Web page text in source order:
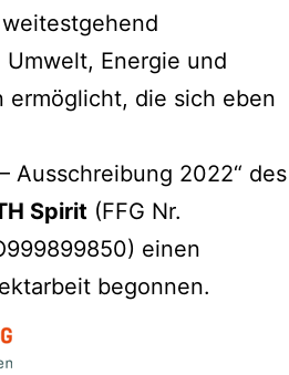
Energie und
ermöglicht, die sich eben
Ausschreibung 2022“ des
Spirit (FFG Nr.
einen
begonnen.